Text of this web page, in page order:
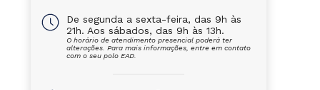
De segunda a sexta-feira, das 9h às
21h. Aos sábados, das 9h às 13h.
O horário de atendimento presencial poderá ter
alterações. Para mais informações, entre em contato
com o seu polo EAD.